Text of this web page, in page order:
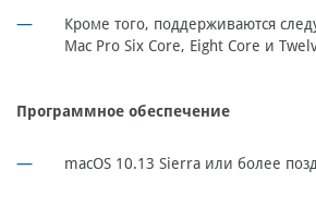
Кроме того, поддерживаются
Mac Pro Six Core, Eight Core и
Программное обеспечение
macOS 10.13 Sierra или более